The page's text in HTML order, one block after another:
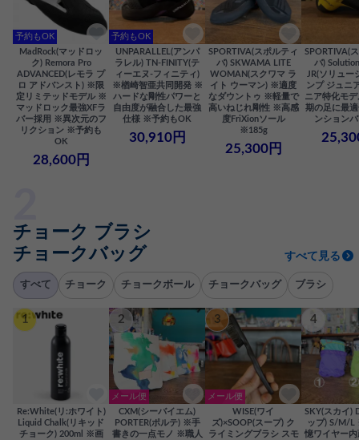
予約もOK
MadRock(マッドロッ
ク) Remora Pro
ADVANCED(レモラ プ
ロ アドバンスト) ※限
定リミテッドモデル ※
マッドロック最強XFラ
バー採用 ※異次元のフ
リクション ※予約も
OK
28,600円
予約もOK
UNPARALLEL(アンパ
ラレル) TN-FINITY(テ
ィーエヌ-フィニティ)
※楢崎智亜共同開発 ※
ハードな剛性パワーと
自由度が融合した最強
仕様 ※予約もOK
30,910円
SPORTIVA(スポルティ
バ) SKWAMA LITE
WOMAN(スクワマ ラ
イト ウーマン) ※適度
なダウントゥ ※軽量で
高いねじれ剛性 ※高感
度FriXionソール
※185g
25,300円
SPORTIVA(
バ)
JR(ソリュー
ンプ ジュニ
ニア特化モ
期の足に最
ンション
チョーク ブラシ
チョークバッグ
すべて見る
すべて チョーク チョークボール チョークバッグ ブラシ
1
Re:White(リ:ホワイト)
Liquid Chalk(リキッド
チョーク) 200ml ※画
2
メール便
CXM(シーバイエム)
PORTER(ポルテ) ※手
書きの一点モノ ※職人
3
メール便
WISE(ワイ
ズ)×SOOP(スープ) ク
ライミングブラシ スモ
4
SKY(スカイ)
ップ) S/M/L
憶ワイヤー